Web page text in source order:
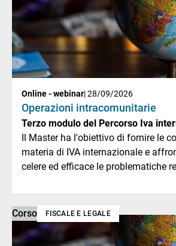
Online - webinar| 28/09/2026
Operazioni intracomunitarie
Terzo modulo del Percorso Iva
Il Master ha l'obiettivo di fornire le
materia di IVA internazionale e
celere ed efficace le problematiche
Corso FISCALE E LEGALE